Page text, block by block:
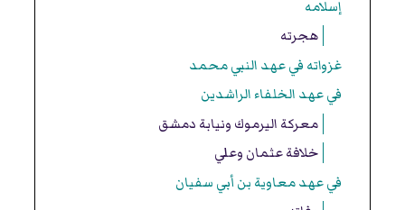
إسلامه
هجرته
غزواته في عهد النبي محمد
في عهد الخلفاء الراشدين
معركة اليرموك ونيابة دمشق
خلافة عثمان وعلي
في عهد معاوية بن أبي سفيان